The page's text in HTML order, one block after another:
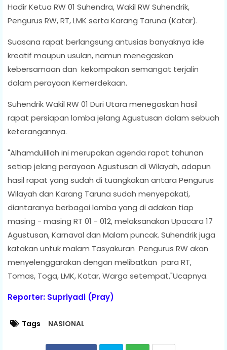
Hadir Ketua RW 01 Suhendra, Wakil RW Suhendrik,
Pengurus RW, RT, LMK serta Karang Taruna (Katar).
Suasana rapat berlangsung antusias banyaknya ide
kreatif maupun usulan, namun menegaskan
kebersamaan dan kekompakan semangat terjalin
dalam perayaan Kemerdekaan.
Suhendrik Wakil RW 01 Duri Utara menegaskan hasil
rapat persiapan lomba jelang Agustusan dalam sebuah
keterangannya.
"Alhamdulillah ini merupakan agenda rapat tahunan
setiap jelang perayaan Agustusan di Wilayah, adapun
hasil rapat yang sudah di tuangkakan antara Pengurus
Wilayah dan Karang Taruna sudah menyepakati,
diantaranya berbagai lomba yang di adakan tiap
masing - masing RT 01 - 012, melaksanakan Upacara 17
Agustusan, Karnaval dan Malam puncak. Suhendrik juga
katakan untuk malam Tasyakuran Pengurus RW akan
menyelenggarakan dengan melibatkan para RT,
Tomas, Toga, LMK, Katar, Warga setempat,"Ucapnya.
Reporter: Supriyadi (Pray)
Tags NASIONAL